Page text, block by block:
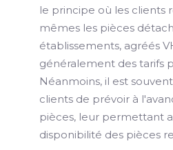
le principe où les clients
mêmes les pièces
établissements, agréés
généralement des tarifs
Néanmoins, il est
clients de prévoir à
pièces, leur permettant
disponibilité des pièces